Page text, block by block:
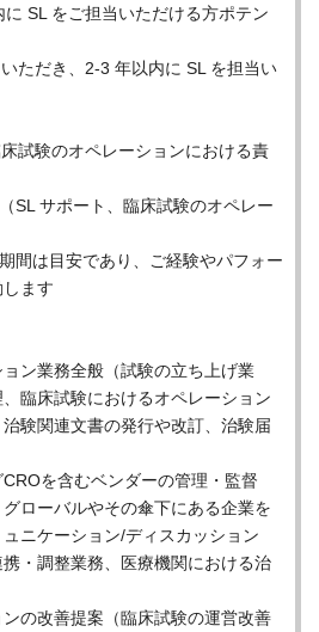
SL をご担当いただける方ポテン
ただき、2-3 年以内に SL を担当い
試験のオペレーションにおける責
SL サポート、臨床試験のオペレー
間は目安であり、ご経験やパフォー
ます
ョン業務全般（試験の立ち上げ業
臨床試験におけるオペレーション
験関連文書の発行や改訂、治験届
CROを含むベンダーの管理・監督
グローバルやその傘下にある企業を
ニケーション/ディスカッション
携・調整業務、医療機関における治
ンの改善提案（臨床試験の運営改善